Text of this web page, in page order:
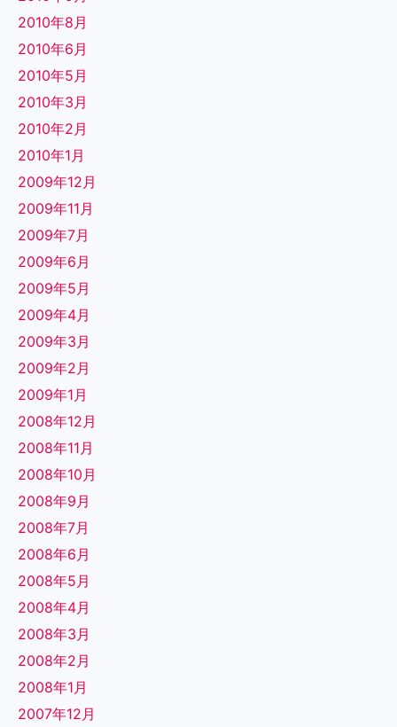
2010年8月
2010年6月
2010年5月
2010年3月
2010年2月
2010年1月
2009年12月
2009年11月
2009年7月
2009年6月
2009年5月
2009年4月
2009年3月
2009年2月
2009年1月
2008年12月
2008年11月
2008年10月
2008年9月
2008年7月
2008年6月
2008年5月
2008年4月
2008年3月
2008年2月
2008年1月
2007年12月